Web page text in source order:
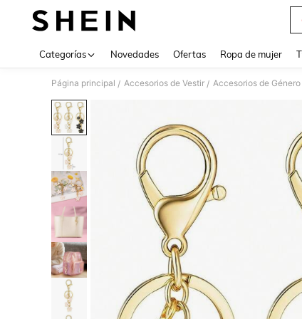
Categorías Novedades Ofertas Ropa de mujer
Página principal / Accesorios de Vestir / Accesorios de